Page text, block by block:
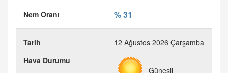
% 31
12 Ağustos 2026 Çarşamba
Güneşli